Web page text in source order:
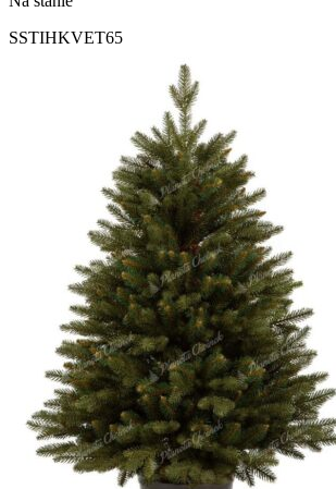
SSTIHKVET65